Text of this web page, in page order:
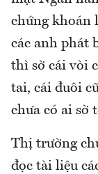
chứng khoán
các anh phát
thì sờ cái vòi
tai, cái đuôi
chưa có ai sờ
Thị trường
đọc tài liệu